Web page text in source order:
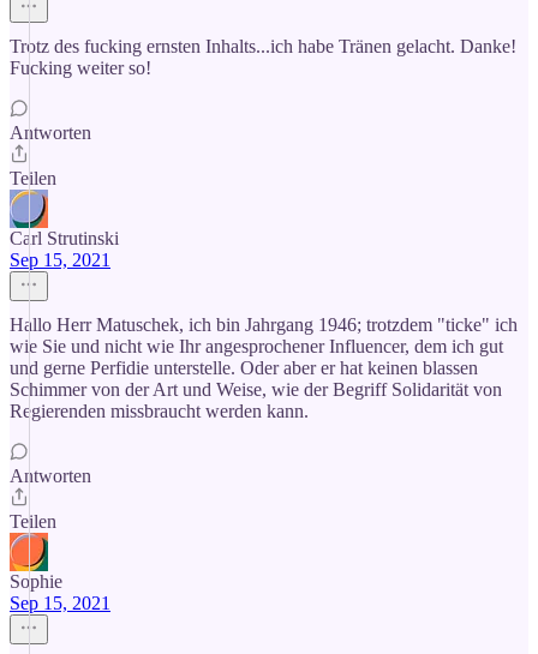
Trotz des fucking ernsten Inhalts...ich habe Tränen gelacht. Danke!
Fucking weiter so!
Antworten
Teilen
Carl Strutinski
Sep 15, 2021
Hallo Herr Matuschek, ich bin Jahrgang 1946; trotzdem "ticke" ich
wie Sie und nicht wie Ihr angesprochener Influencer, dem ich gut
und gerne Perfidie unterstelle. Oder aber er hat keinen blassen
Schimmer von der Art und Weise, wie der Begriff Solidarität von
Regierenden missbraucht werden kann.
Antworten
Teilen
Sophie
Sep 15, 2021